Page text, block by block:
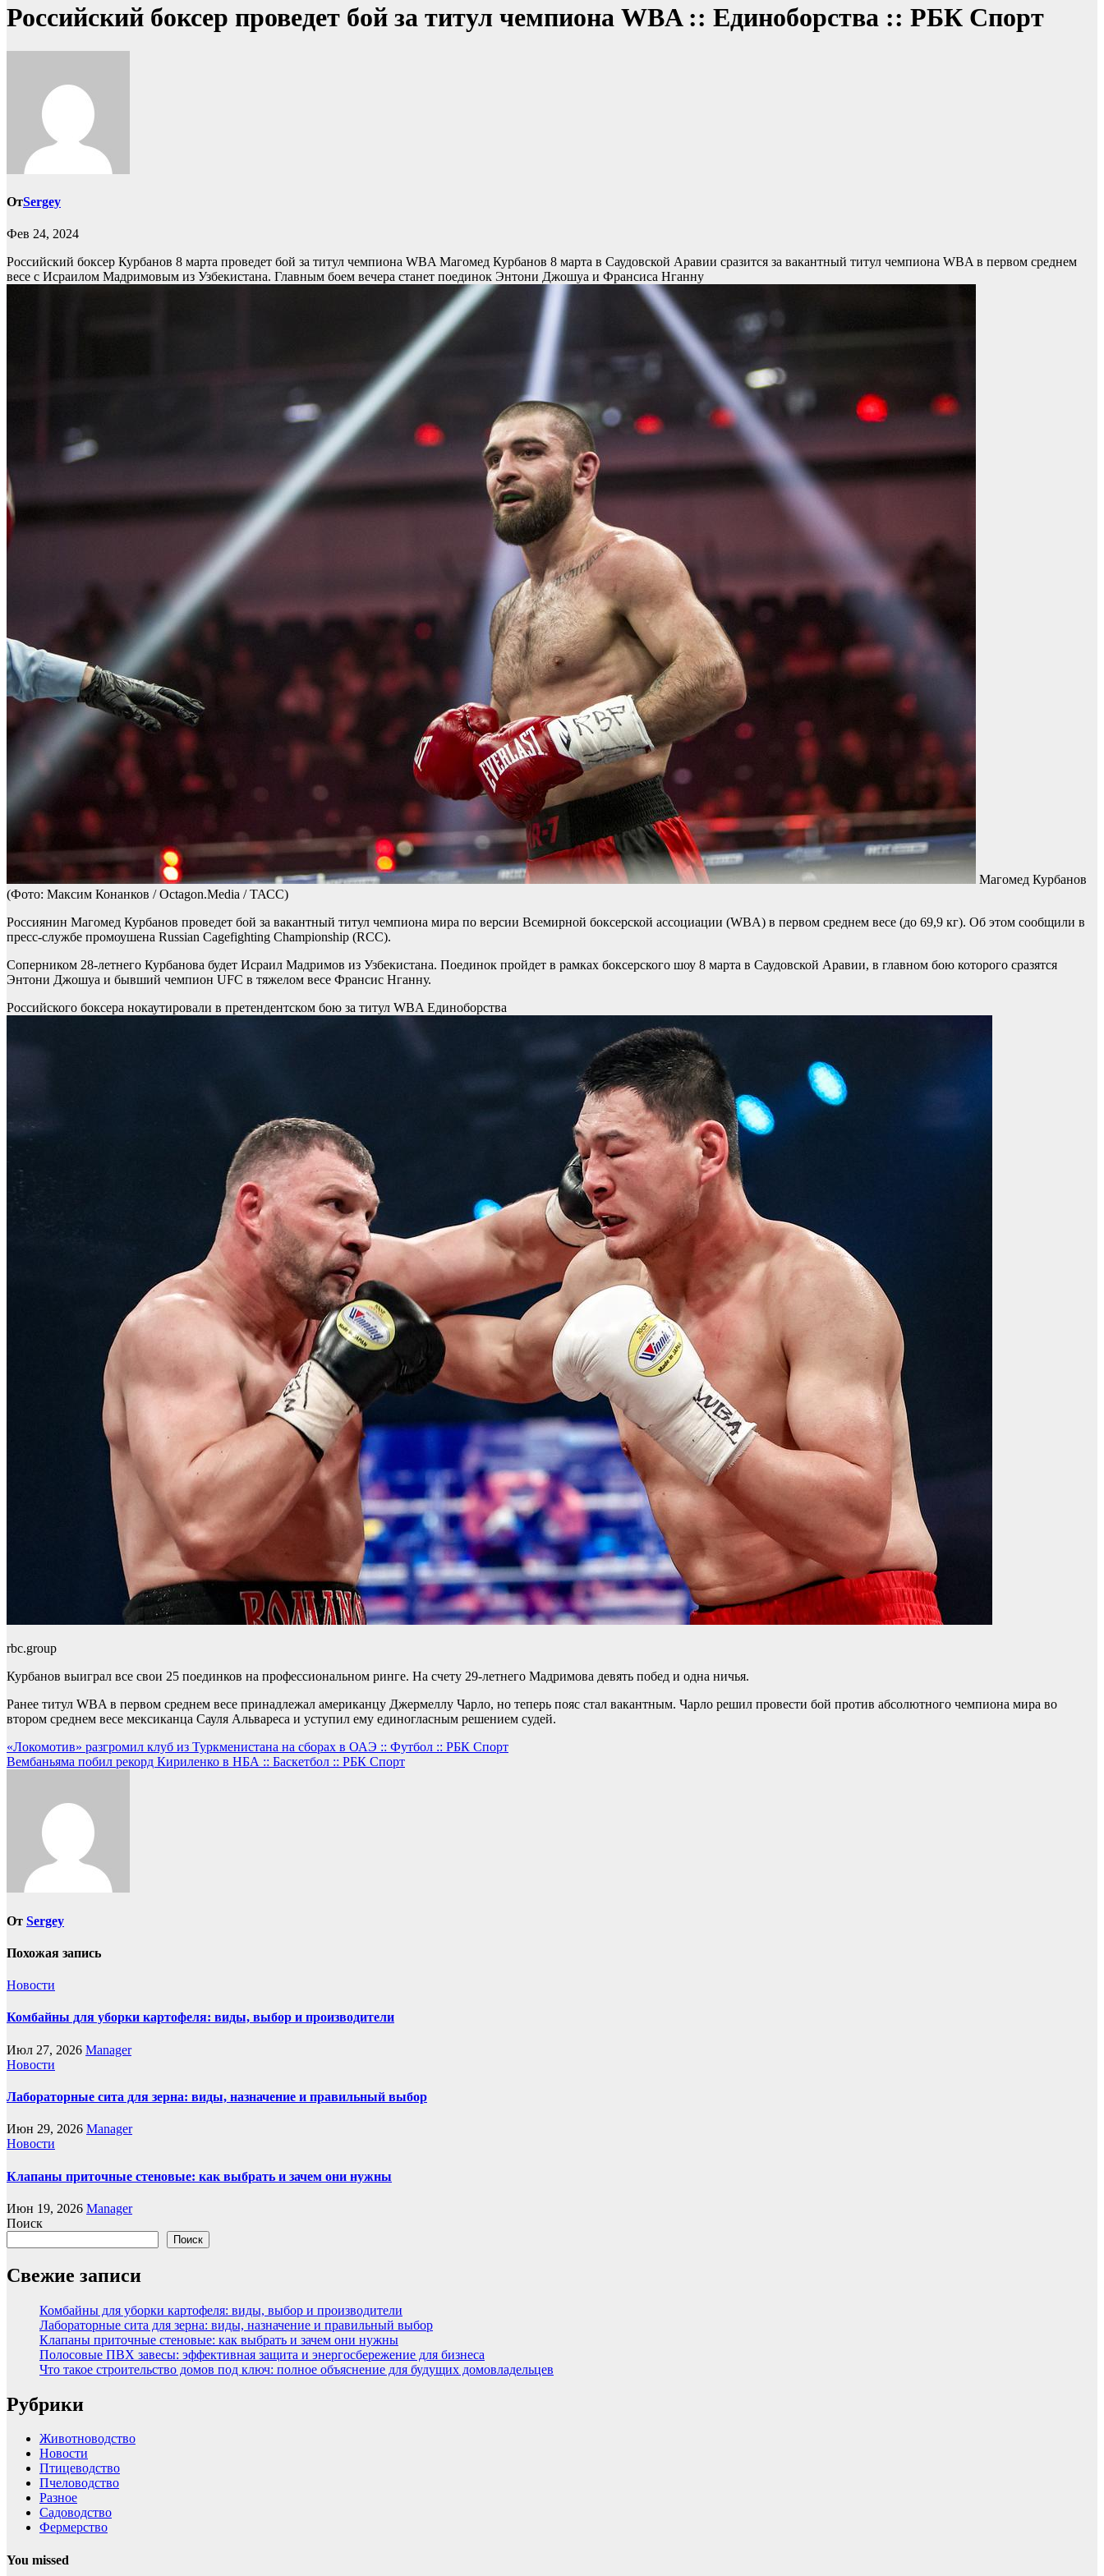
Российский боксер проведет бой за титул чемпиона WBA :: Единоборства :: РБК Спорт
ОтSergey
Фев 24, 2024
Российский боксер Курбанов 8 марта проведет бой за титул чемпиона WBAМагомед Курбанов 8 марта в Саудовской Аравии сразится за вакантный титул чемпиона WBA в первом среднем
весе с Исраилом Мадримовым из Узбекистана. Главным боем вечера станет поединок Энтони Джошуа и Франсиса Нганну
Магомед Курбанов
(Фото: Максим Конанков / Octagon.Media / ТАСС)
Россиянин Магомед Курбанов проведет бой за вакантный титул чемпиона мира по версии Всемирной боксерской ассоциации (WBA) в первом среднем весе (до 69,9 кг). Об этом сообщили в
пресс-службе промоушена Russian Cagefighting Championship (RCC).
Соперником 28-летнего Курбанова будет Исраил Мадримов из Узбекистана. Поединок пройдет в рамках боксерского шоу 8 марта в Саудовской Аравии, в главном бою которого сразятся
Энтони Джошуа и бывший чемпион UFC в тяжелом весе Франсис Нганну.
Российского боксера нокаутировали в претендентском бою за титул WBAЕдиноборства
rbc.group
Курбанов выиграл все свои 25 поединков на профессиональном ринге. На счету 29-летнего Мадримова девять побед и одна ничья.
Ранее титул WBA в первом среднем весе принадлежал американцу Джермеллу Чарло, но теперь пояс стал вакантным. Чарло решил провести бой против абсолютного чемпиона мира во
втором среднем весе мексиканца Сауля Альвареса и уступил ему единогласным решением судей.
Навигация
по
«Локомотив» разгромил клуб из Туркменистана на сборах в ОАЭ :: Футбол :: РБК Спорт
Вембаньяма побил рекорд Кириленко в НБА :: Баскетбол :: РБК Спорт
От Sergey
Похожая запись
Новости
Комбайны для уборки картофеля: виды, выбор и производители
Июл 27, 2026 Manager
Новости
Лабораторные сита для зерна: виды, назначение и правильный выбор
Июн 29, 2026 Manager
Новости
Клапаны приточные стеновые: как выбрать и зачем они нужны
Июн 19, 2026 Manager
Поиск
Поиск
Свежие записи
Комбайны для уборки картофеля: виды, выбор и производители
Лабораторные сита для зерна: виды, назначение и правильный выбор
Клапаны приточные стеновые: как выбрать и зачем они нужны
Полосовые ПВХ завесы: эффективная защита и энергосбережение для бизнеса
Что такое строительство домов под ключ: полное объяснение для будущих домовладельцев
Рубрики
Животноводство
Новости
Птицеводство
Пчеловодство
Разное
Садоводство
Фермерство
You missed